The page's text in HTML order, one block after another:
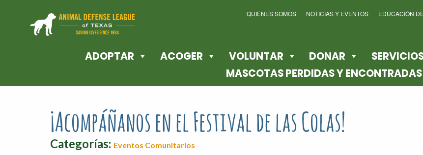
QUIÉNES SOMOS NOTICIAS Y EVENTOS EDUCACIÓN
ADOPTAR ACOGER VOLUNTAR DONAR
MASCOTAS PERDIDAS Y ENCONTRADAS
¡Acompáñanos en el Festival de las Colas!
Categorías: Eventos Comunitarios